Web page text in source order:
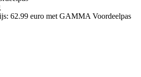
62.99 euro met GAMMA Voordeelpas